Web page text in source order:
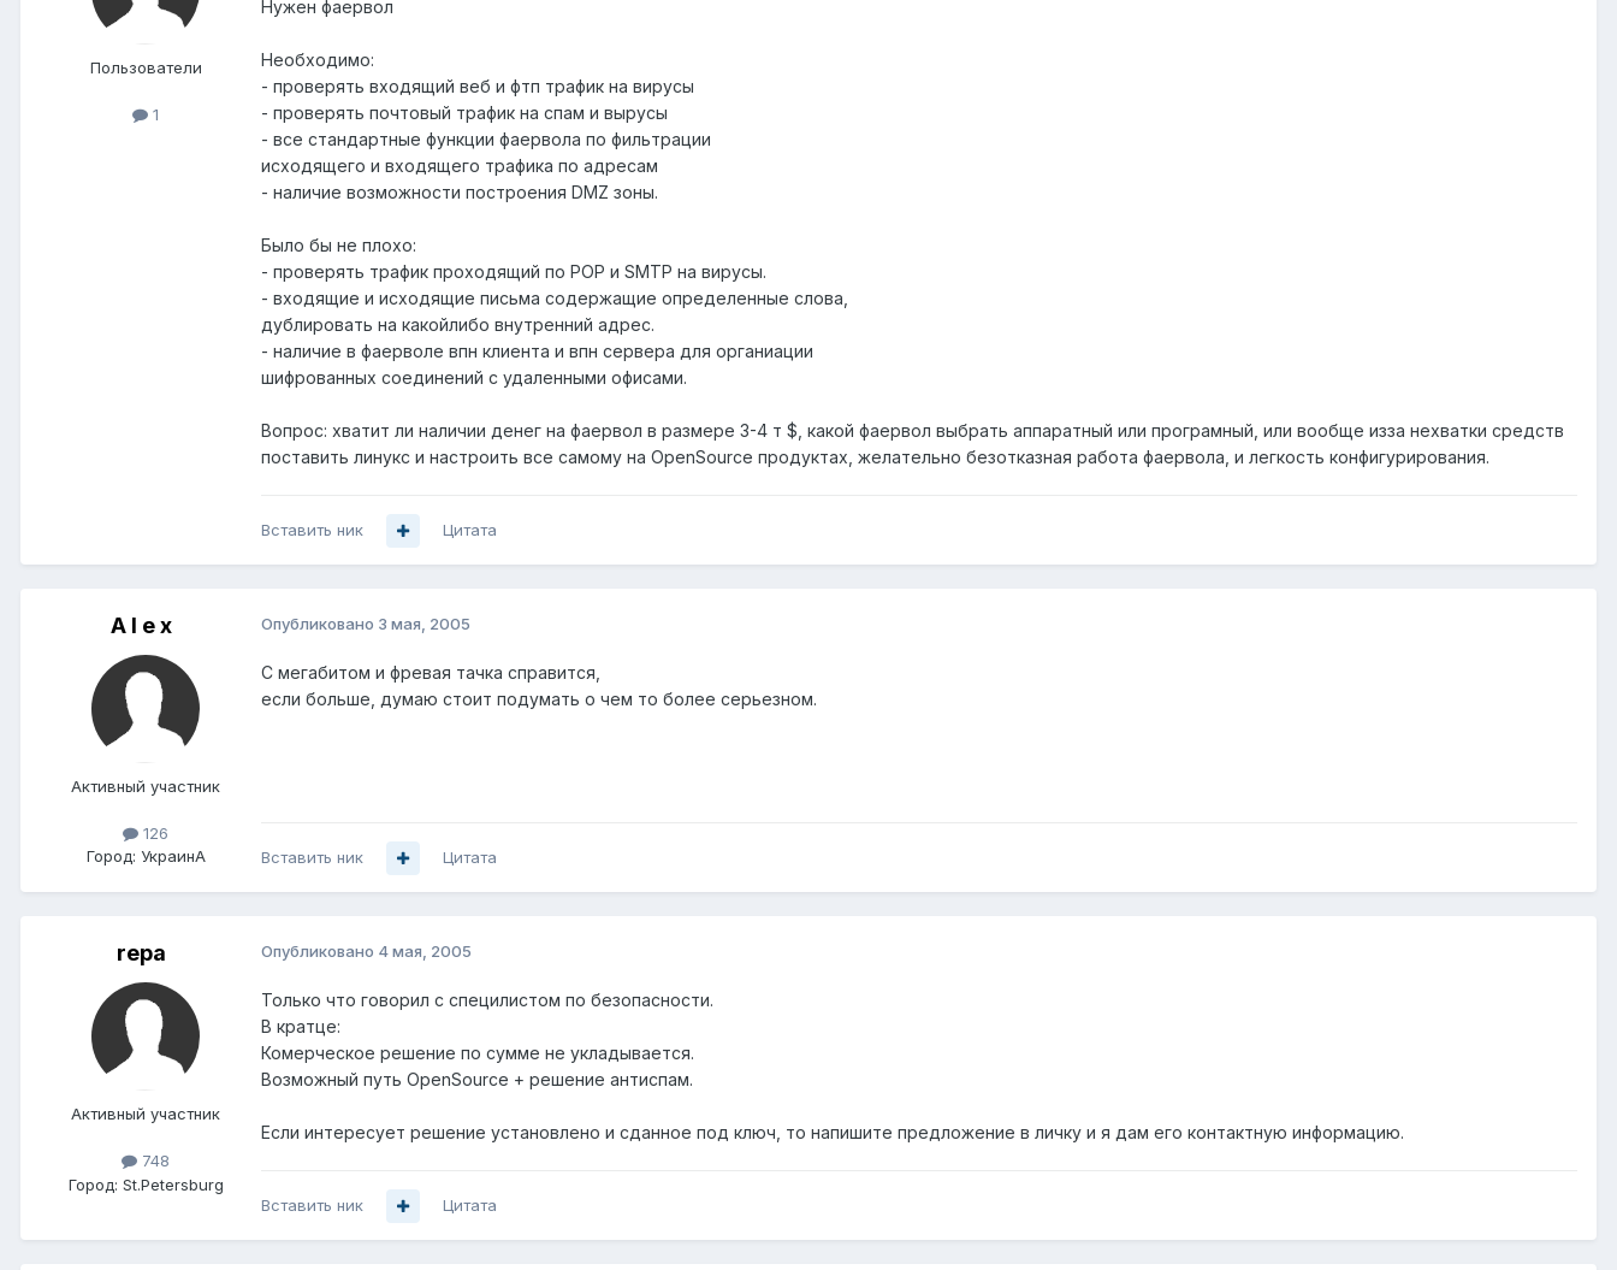
Пользователи
1
Нужен фаервол
Необходимо:
- проверять входящий веб и фтп трафик на вирусы
- проверять почтовый трафик на спам и вырусы
- все стандартные функции фаервола по фильтрации
исходящего и входящего трафика по адресам
- наличие возможности построения DMZ зоны.
Было бы не плохо:
- проверять трафик проходящий по POP и SMTP на вирусы.
- входящие и исходящие письма содержащие определенные слова,
дублировать на какойлибо внутренний адрес.
- наличие в фаерволе впн клиента и впн сервера для органиации
шифрованных соединений с удаленными офисами.
Вопрос: хватит ли наличии денег на фаервол в размере 3-4 т $, какой фаервол выбрать аппаратный или програмный, или вообще изза нехватки средств
поставить линукс и настроить все самому на OpenSource продуктах, желательно безотказная работа фаервола, и легкость конфигурирования.
Вставить ник Цитата
A l e x
Активный участник
126
Город: УкраинА
Опубликовано 3 мая, 2005
С мегабитом и фревая тачка справится,
если больше, думаю стоит подумать о чем то более серьезном.
Вставить ник Цитата
repa
Активный участник
748
Город: St.Petersburg
Опубликовано 4 мая, 2005
Только что говорил с специлистом по безопасности.
В кратце:
Комерческое решение по сумме не укладывается.
Возможный путь OpenSource + решение антиспам.
Если интересует решение установлено и сданное под ключ, то напишите предложение в личку и я дам его контактную информацию.
Вставить ник Цитата